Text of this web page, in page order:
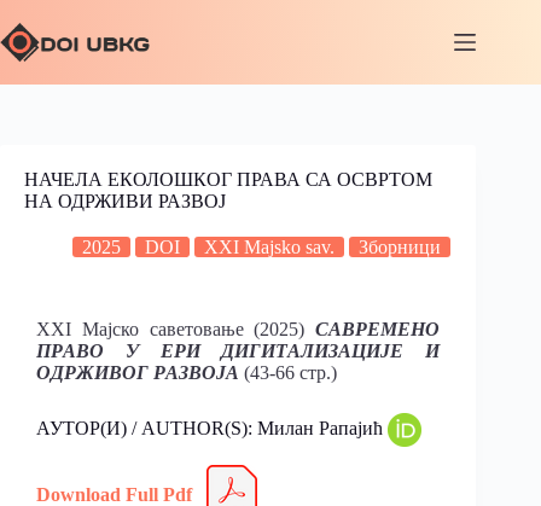
НАЧЕЛА ЕКОЛОШКОГ ПРАВА СА ОСВРТОМ
НА ОДРЖИВИ РАЗВОЈ
2025 DOI XXI Majsko sav. Зборници
XXI Maјско саветовање (2025)САВРЕМЕНО
ПРАВО У ЕРИ ДИГИТАЛИЗАЦИЈЕ И
ОДРЖИВОГ РАЗВОЈА (43-66 стр.)
АУТОР(И) / AUTHOR(S): Милан Рапајић
Download Full Pdf